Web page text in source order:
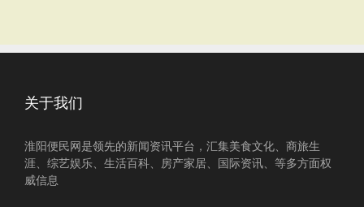
关于我们
淮阳便民网是领先的新闻资讯平台，汇集美食文化、商旅生
涯、综艺娱乐、生活百科、房产家居、国际资讯、等多方面权
威信息